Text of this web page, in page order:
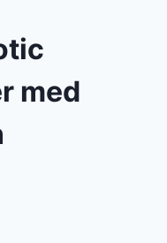
med